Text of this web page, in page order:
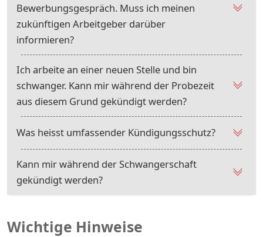
Bewerbungsgespräch. Muss ich meinen
zukünftigen Arbeitgeber darüber
informieren?
Ich arbeite an einer neuen Stelle und bin
schwanger. Kann mir während der Probezeit
aus diesem Grund gekündigt werden?
Was heisst umfassender Kündigungsschutz?
Kann mir während der Schwangerschaft
gekündigt werden?
Wichtige Hinweise